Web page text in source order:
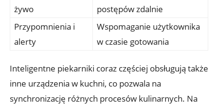
żywo
postępów zdalnie
Przypomnienia i
alerty
Wspomaganie użytkownika
w czasie gotowania
Inteligentne piekarniki coraz częściej obsługują także
inne urządzenia w kuchni, co pozwala na
synchronizację różnych procesów kulinarnych. Na